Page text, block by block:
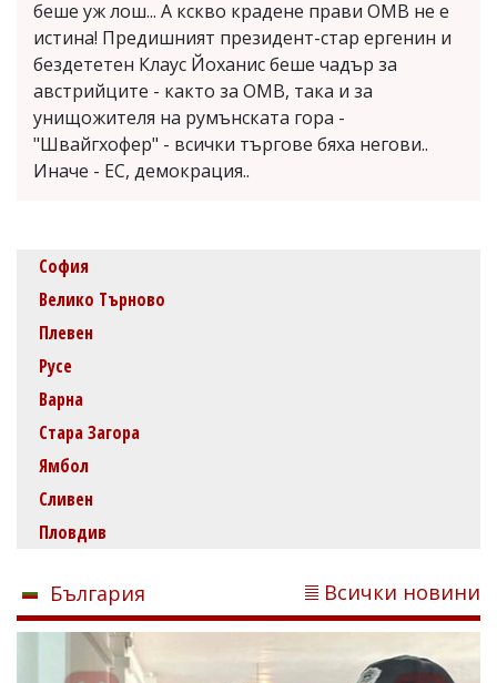
беше уж лош... А кскво крадене прави ОМВ не е
истина! Предишният президент-стар ергенин и
бездететен Клаус Йоханис беше чадър за
австрийците - както за ОМВ, така и за
унищожителя на румънската гора -
"Швайгхофер" - всички търгове бяха негови..
Иначе - ЕС, демокрация..
София
Велико Търново
Плевен
Русе
Варна
Стара Загора
Ямбол
Сливен
Пловдив
България Всички новини